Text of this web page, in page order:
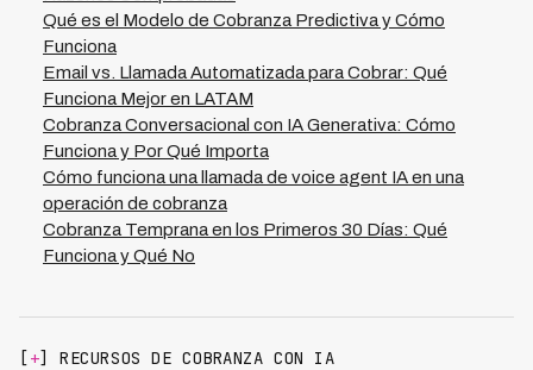
jurisdicción cuenta con configuraciones específicas que
respetan límites horarios, frecuencias de contacto y
derechos de los deudores, garantizando que la
automatización no comprometa la conformidad
regulatoria.
Qué es el Modelo de Cobranza Predictiva y Cómo
Funciona
Email vs. Llamada Automatizada para Cobrar: Qué
Funciona Mejor en LATAM
Cobranza Conversacional con IA Generativa: Cómo
Funciona y Por Qué Importa
Cómo funciona una llamada de voice agent IA en una
operación de cobranza
Cobranza Temprana en los Primeros 30 Días: Qué
Funciona y Qué No
[+] RECURSOS DE COBRANZA CON IA